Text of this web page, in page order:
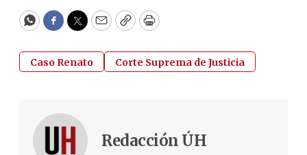
WhatsApp
Facebook
Twitter
EmailCopyPrint
Caso Renato Corte Suprema de Justicia
Redacción ÚH